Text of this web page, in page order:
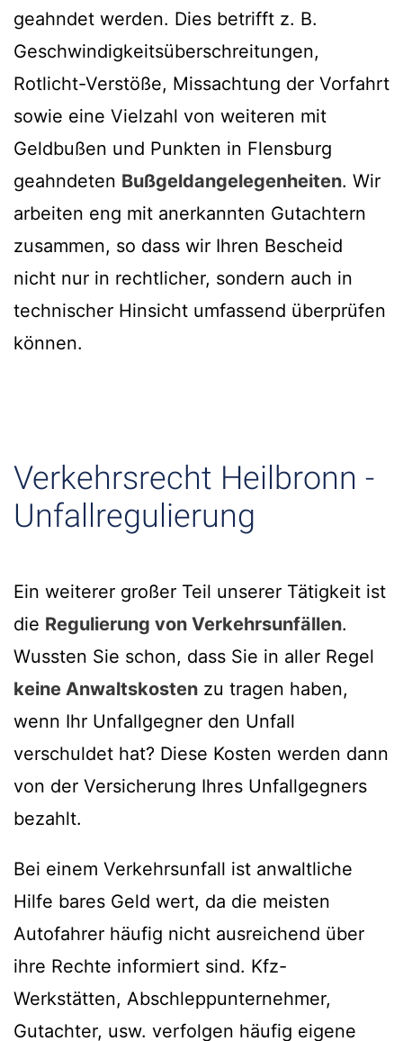
geahndet werden. Dies betrifft z. B.
Geschwindigkeitsüberschreitungen,
Rotlicht-Verstöße, Missachtung der Vorfahrt
sowie eine Vielzahl von weiteren mit
Geldbußen und Punkten in Flensburg
geahndeten Bußgeldangelegenheiten. Wir
arbeiten eng mit anerkannten Gutachtern
zusammen, so dass wir Ihren Bescheid
nicht nur in rechtlicher, sondern auch in
technischer Hinsicht umfassend überprüfen
können.
Verkehrsrecht Heilbronn -
Unfallregulierung
Ein weiterer großer Teil unserer Tätigkeit ist
die Regulierung von Verkehrsunfällen.
Wussten Sie schon, dass Sie in aller Regel
keine Anwaltskosten zu tragen haben,
wenn Ihr Unfallgegner den Unfall
verschuldet hat? Diese Kosten werden dann
von der Versicherung Ihres Unfallgegners
bezahlt.
Bei einem Verkehrsunfall ist anwaltliche
Hilfe bares Geld wert, da die meisten
Autofahrer häufig nicht ausreichend über
ihre Rechte informiert sind. Kfz-
Werkstätten, Abschleppunternehmer,
Gutachter, usw. verfolgen häufig eigene